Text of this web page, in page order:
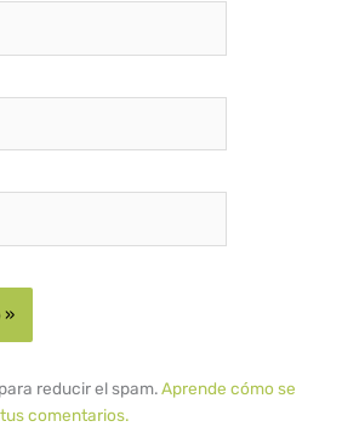
reducir el spam.Aprende cómo se
comentarios.